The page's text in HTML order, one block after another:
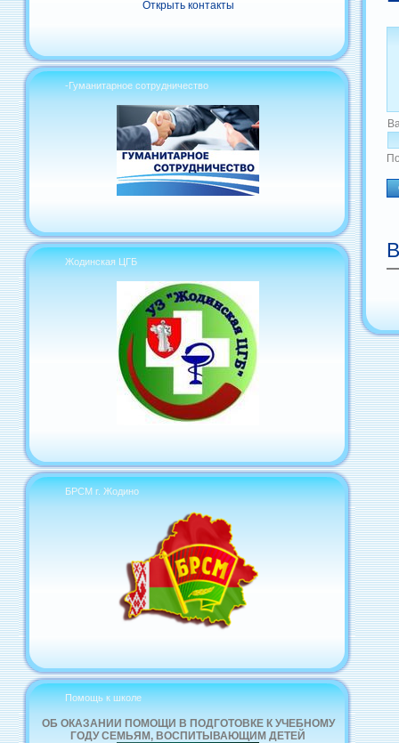
Открыть контакты
-Гуманитарное сотрудничество
Жодинская ЦГБ
БРСМ г. Жодино
Помощь к школе
ОБ ОКАЗАНИИ ПОМОЩИ В ПОДГОТОВКЕ К УЧЕБНОМУ
ГОДУ СЕМЬЯМ, ВОСПИТЫВАЮЩИМ ДЕТЕЙ